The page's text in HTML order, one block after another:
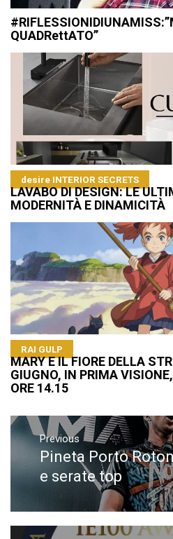
QUADRettATO”
desire INTERIOR SECRETS
LAVABO DI DESIGN: LE
MODERNITÀ E DINAMICITÀ
RAI GULP
MARY E IL FIORE DELLA
GIUGNO, IN PRIMA
ORE 14.15
Navigazione
articoli
Previous
Previous
post:
Pineta Porto
e serate top